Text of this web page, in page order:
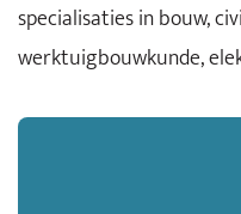
specialisaties in bouw,
werktuigbouwkunde,